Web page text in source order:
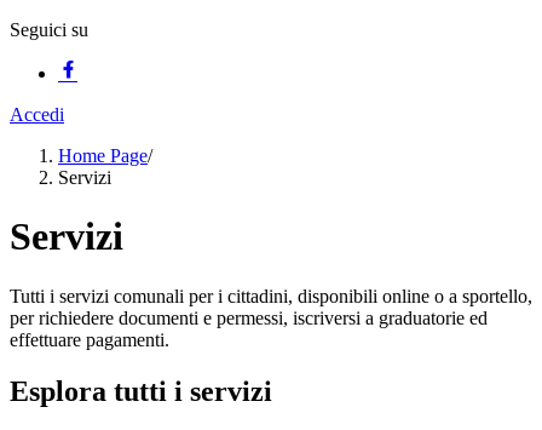
Seguici su
Accedi
Home Page/
Servizi
Servizi
Tutti i servizi comunali per i cittadini, disponibili online o a sportello,
per richiedere documenti e permessi, iscriversi a graduatorie ed
effettuare pagamenti.
Esplora tutti i servizi